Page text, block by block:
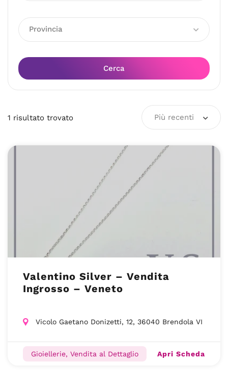
Provincia
Cerca
1 risultato trovato Più recenti
Valentino Silver – Vendita
Ingrosso – Veneto
Vicolo Gaetano Donizetti, 12, 36040 Brendola VI
Gioiellerie, Vendita al Dettaglio Apri Scheda